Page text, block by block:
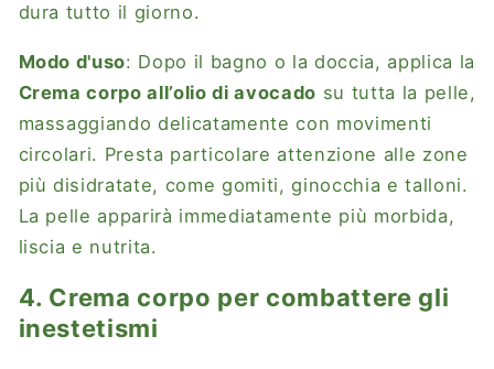
dura tutto il giorno.
Modo d'uso: Dopo il bagno o la doccia, applica la
Crema corpo all’olio di avocado su tutta la pelle,
massaggiando delicatamente con movimenti
circolari. Presta particolare attenzione alle zone
più disidratate, come gomiti, ginocchia e talloni.
La pelle apparirà immediatamente più morbida,
liscia e nutrita.
4. Crema corpo per combattere gli
inestetismi